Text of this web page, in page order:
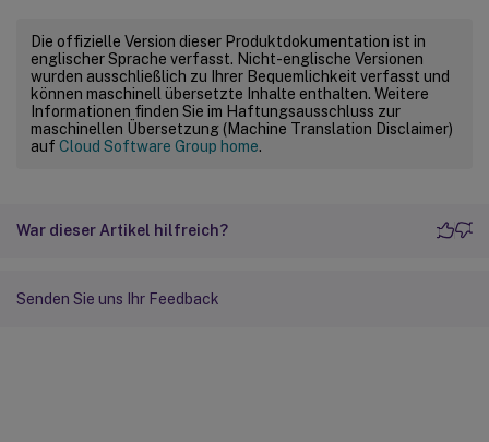
Die offizielle Version dieser Produktdokumentation ist in
englischer Sprache verfasst. Nicht-englische Versionen
wurden ausschließlich zu Ihrer Bequemlichkeit verfasst und
können maschinell übersetzte Inhalte enthalten. Weitere
Informationen finden Sie im Haftungsausschluss zur
maschinellen Übersetzung (Machine Translation Disclaimer)
auf Cloud Software Group home.
War dieser Artikel hilfreich?
Senden Sie uns Ihr Feedback